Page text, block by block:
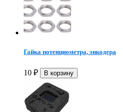
Гайка потенциометра, энкодера
10 ₽